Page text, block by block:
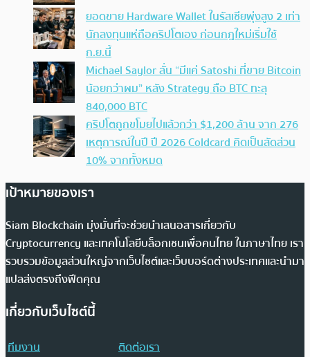
ยอดขาย Hardware Wallet ในรัสเซียพุ่งสูง 2 เท่า
นักลงทุนแห่ถือคริปโตเอง ก่อนกฎใหม่เริ่มใช้
ก.ย.นี้
Michael Saylor ลั่น “มีแค่ Satoshi ที่ขาย Bitcoin
น้อยกว่าผม” หลัง Strategy ถือ BTC ทะลุ
840,000 BTC
คริปโตถูกขโมยไปแล้วกว่า $1,200 ล้าน จาก 276
เหตุการณ์ในปี ปี 2026 Coldcard คิดเป็นสัดส่วน
10% จากทั้งหมด
เป้าหมายของเรา
Siam Blockchain มุ่งมั่นที่จะช่วยนำเสนอสารเกี่ยวกับ
Cryptocurrency และเทคโนโลยีบล็อกเชนเพื่อคนไทย ในภาษาไทย เรา
รวบรวมข้อมูลส่วนใหญ่จากเว็บไซต์และเว็บบอร์ดต่างประเทศและนำมา
แปลส่งตรงถึงฟีดคุณ
เกี่ยวกับเว็บไซต์นี้
ทีมงาน
ติดต่อเรา